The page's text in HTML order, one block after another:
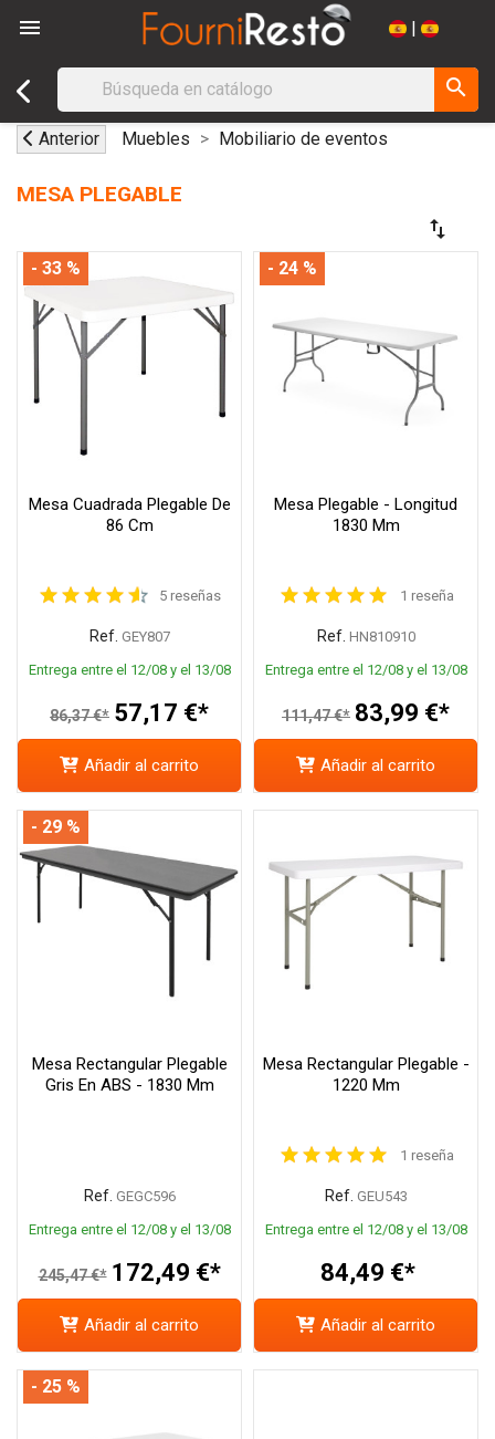
 |
search
Anterior Muebles Mobiliario de eventos
MESA PLEGABLE
swap_vert
Mesa Cuadrada Plegable De
86 Cm
5 reseñas
Ref. GEY807
Entrega entre el 12/08 y el 13/08
86,37 €* 57,17 €*
- 33 %
Añadir al carrito
Mesa Plegable - Longitud
1830 Mm
1 reseña
Ref. HN810910
Entrega entre el 12/08 y el 13/08
111,47 €* 83,99 €*
- 24 %
Añadir al carrito
Mesa Rectangular Plegable
Gris En ABS - 1830 Mm
Ref. GEGC596
Entrega entre el 12/08 y el 13/08
245,47 €* 172,49 €*
- 29 %
Añadir al carrito
Mesa Rectangular Plegable -
1220 Mm
1 reseña
Ref. GEU543
Entrega entre el 12/08 y el 13/08
84,49 €*
Añadir al carrito
- 25 %